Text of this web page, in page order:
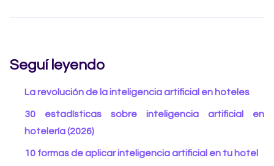
Seguí leyendo
La revolución de la inteligencia artificial en hoteles
30 estadísticas sobre inteligencia artificial en
hotelería (2026)
10 formas de aplicar inteligencia artificial en tu hotel